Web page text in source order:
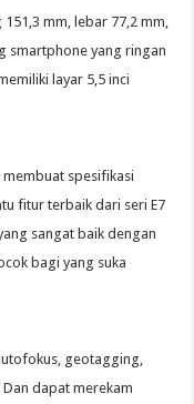
151,3 mm, lebar 77,2 mm,
smartphone yang ringan
layar 5,5 inci
membuat spesifikasi
fitur terbaik dari seri E7
sangat baik dengan
bagi yang suka
geotagging,
dapat merekam